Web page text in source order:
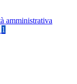
amministrativa
1